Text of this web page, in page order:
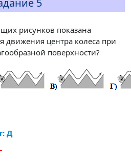
5
рисунков показана
движения центра колеса при
поверхности?
Д